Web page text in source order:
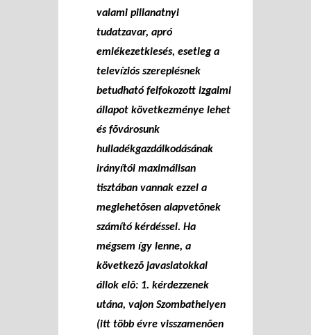
valami pillanatnyi
tudatzavar, apró
emlékezetkiesés, esetleg a
televíziós szereplésnek
betudható felfokozott izgalmi
állapot következménye lehet
és fõvárosunk
hulladékgazdálkodásának
irányítói maximálisan
tisztában vannak ezzel a
meglehetõsen alapvetõnek
számító kérdéssel. Ha
mégsem így lenne, a
következõ javaslatokkal
állok elõ: 1. kérdezzenek
utána, vajon Szombathelyen
(itt több évre visszamenõen